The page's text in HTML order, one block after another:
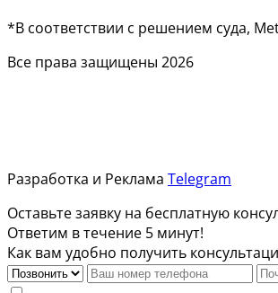
*В соответствии с решением суда,
Все права защищены 2026
Разработка и Реклама Telegram
Оставьте заявку на бесплатную
Ответим в течение 5 минут!
Как вам удобно получить